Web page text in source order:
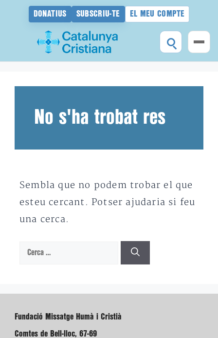
DONATIUS SUBSCRIU-TE EL MEU COMPTE
No s'ha trobat res
Sembla que no podem trobar el que
esteu cercant. Potser ajudaria si feu
una cerca.
Cerca:
Fundació Missatge Humà i Cristià
Comtes de Bell-lloc, 67-69